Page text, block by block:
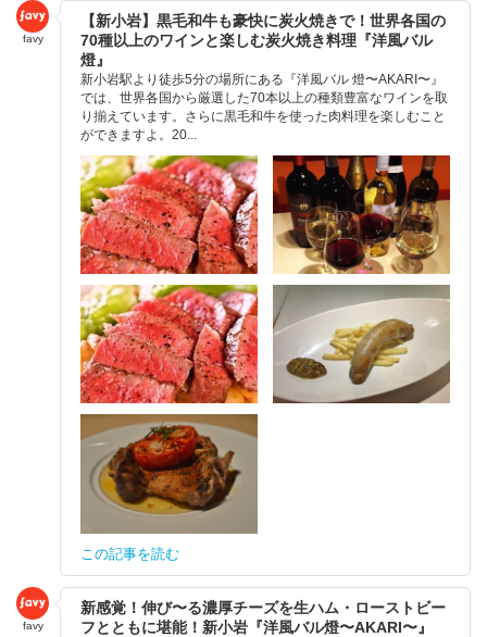
favy
【新小岩】黒毛和牛も豪快に炭火焼きで！世界各国の
70種以上のワインと楽しむ炭火焼き料理『洋風バル
燈』
新小岩駅より徒歩5分の場所にある『洋風バル 燈〜AKARI〜』
では、世界各国から厳選した70本以上の種類豊富なワインを取
り揃えています。さらに黒毛和牛を使った肉料理を楽しむこと
ができますよ。20...
この記事を読む
favy
新感覚！伸び〜る濃厚チーズを生ハム・ローストビー
フとともに堪能！新小岩『洋風バル燈〜AKARI〜』